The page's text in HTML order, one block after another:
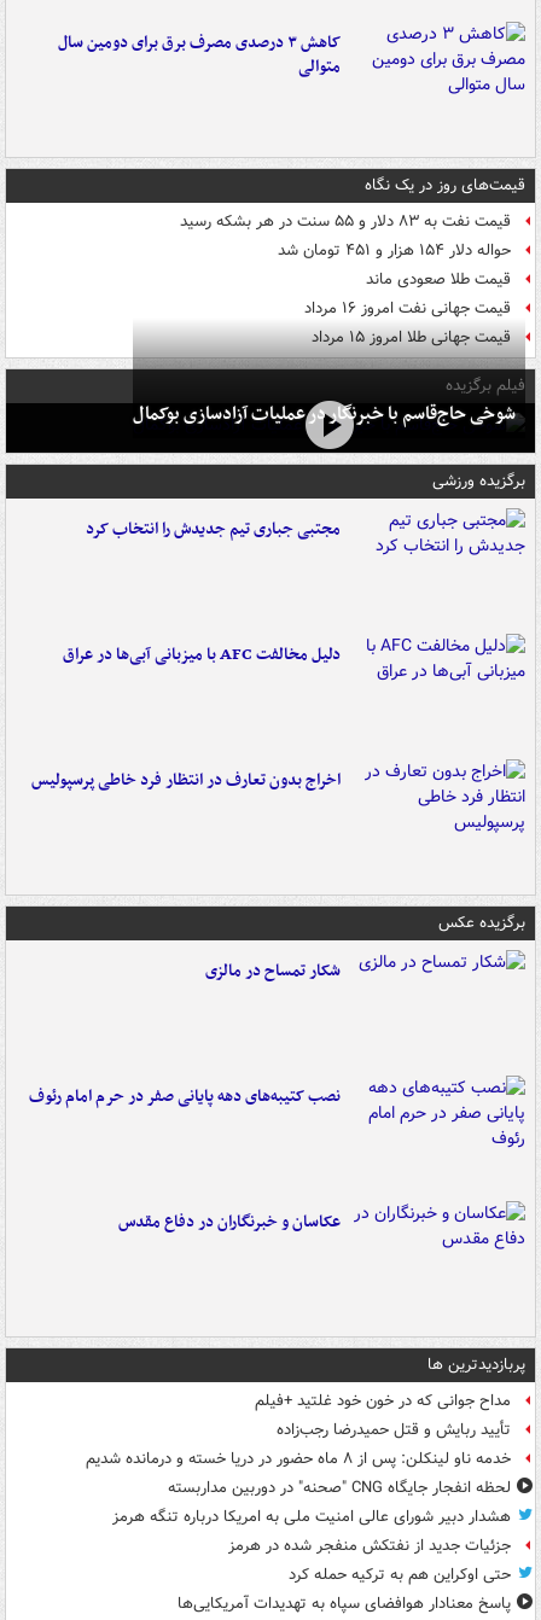
کاهش ۳ درصدی مصرف برق برای دومین سال
متوالی
قیمت‌های روز در یک نگاه
قیمت نفت به ۸۳ دلار و ۵۵ سنت در هر بشکه رسید
حواله دلار ۱۵۴ هزار و ۴۵۱ تومان شد
قیمت طلا صعودی ماند
قیمت جهانی نفت امروز ۱۶ مرداد
قیمت جهانی طلا امروز ۱۵ مرداد
فیلم برگزیده
شوخی حاج‌قاسم با خبرنگار در عملیات آزادسازی بوکمال
برگزیده ورزشی
مجتبی جباری تیم جدیدش را انتخاب کرد
دلیل مخالفت AFC با میزبانی آبی‌ها در عراق
اخراج بدون تعارف در انتظار فرد خاطی پرسپولیس
برگزیده عکس
شکار تمساح در مالزی
نصب کتیبه‌های دهه پایانی صفر در حرم امام رئوف
عکاسان و خبرنگاران در دفاع مقدس
پربازدیدترین ها
مداح جوانی که در خون خود غلتید +فیلم
تأیید ربایش و قتل حمیدرضا رجب‌زاده
خدمه ناو لینکلن: پس از ۸ ماه حضور در دریا خسته و درمانده‌ شدیم
لحظه انفجار جایگاه CNG "صحنه" در دوربین مداربسته
هشدار دبیر شورای عالی امنیت ملی به امریکا درباره تنگه هرمز
جزئیات جدید از نفتکش منفجر شده در هرمز
حتی اوکراین هم به ترکیه حمله کرد
پاسخ معنادار هوافضای سپاه به تهدیدات آمریکایی‌ها